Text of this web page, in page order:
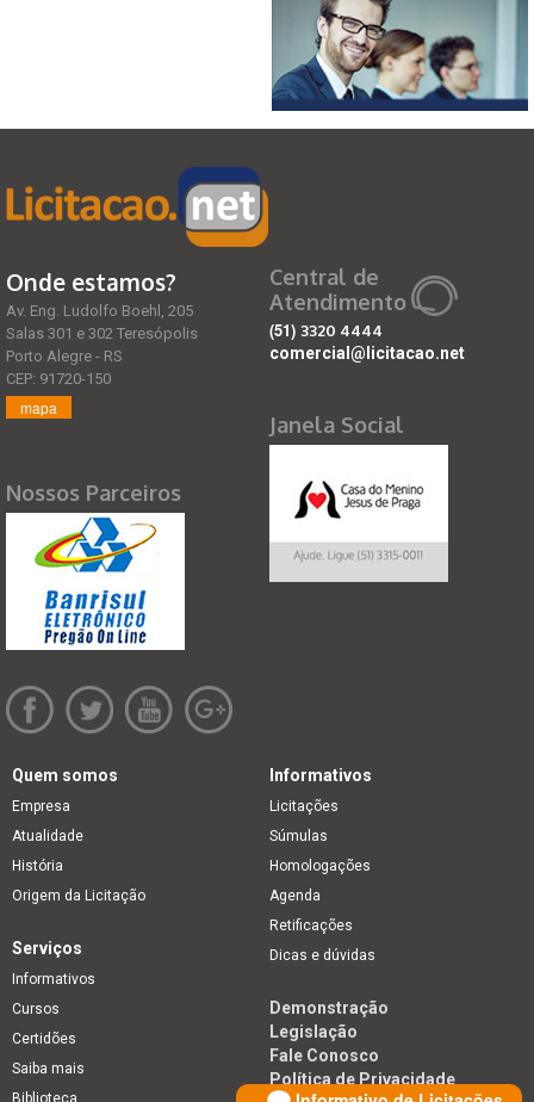
Onde estamos?
Av. Eng. Ludolfo Boehl, 205
Salas 301 e 302 Teresópolis
Porto Alegre - RS
CEP: 91720-150
mapa
Nossos Parceiros
Central de
Atendimento
(51) 3320 4444
comercial@licitacao.net
Janela Social
Quem somos
Empresa
Atualidade
História
Origem da Licitação
Informativos
Licitações
Súmulas
Homologações
Agenda
Retificações
Dicas e dúvidas
Serviços
Informativos
Cursos
Certidões
Saiba mais
Biblioteca
Demonstração
Legislação
Fale Conosco
Política de Privacidade